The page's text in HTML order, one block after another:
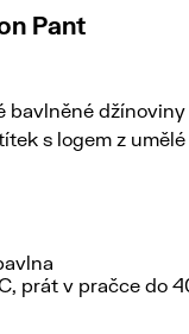
Pant
s logem z
prát v pračce do